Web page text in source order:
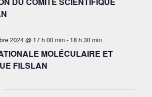
2024 @ 17 h 00 min - 18 h 30 min
MOLÉCULAIRE ET
FILSLAN